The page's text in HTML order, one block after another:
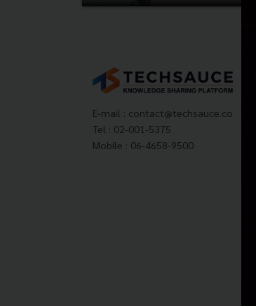
E-mail : contact@techsauce.co
Tel : 02-001-5375
Mobile : 06-4658-9500